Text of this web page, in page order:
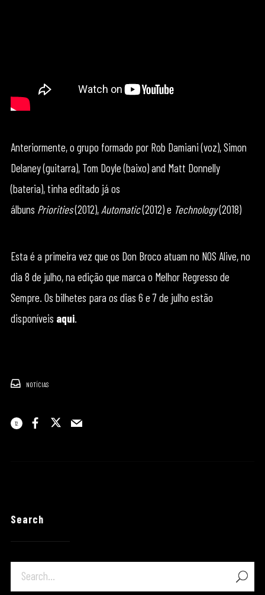
Anteriormente, o grupo formado por Rob Damiani (voz), Simon
Delaney (guitarra), Tom Doyle (baixo) and Matt Donnelly
(bateria), tinha editado já os
álbuns Priorities(2012),Automatic(2012) e Technology(2018)
Esta é a primeira vez que os Don Broco atuam no NOS Alive, no
dia 8 de julho, na edição que marca o Melhor Regresso de
Sempre. Os bilhetes para os dias 6 e 7 de julho estão
disponíveis aqui.
NOTÍCIAS
12
Search